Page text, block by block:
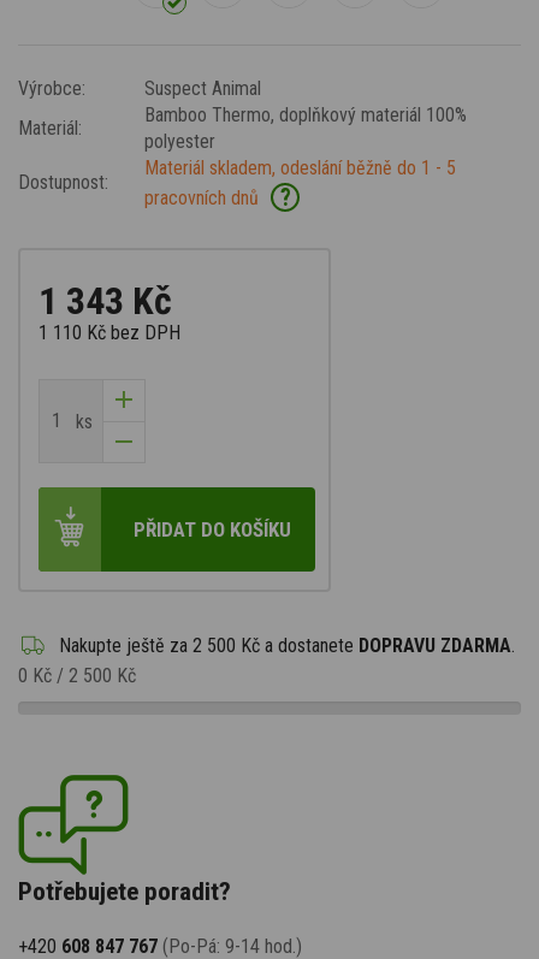
Výrobce:
Suspect Animal
Materiál:
Bamboo Thermo, doplňkový materiál 100%
polyester
Dostupnost:
Materiál skladem, odeslání běžně do 1 - 5
pracovních dnů
?
1 343 Kč
1 110 Kč bez DPH
ks
PŘIDAT DO KOŠÍKU
Nakupte ještě za 2 500 Kč a dostanete DOPRAVU ZDARMA
0 Kč / 2 500 Kč
Potřebujete poradit?
+420 608 847 767 (Po-Pá: 9-14 hod.)